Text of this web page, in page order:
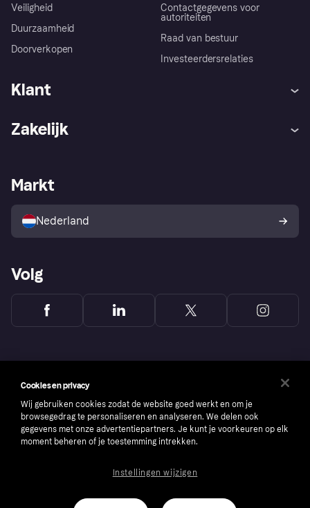
Veiligheid
Duurzaamheid
Doorverkopen
Contactgegevens voor
autoriteiten
Raad van bestuur
Investeerdersrelaties
Klant
Winkeloverzicht
Kopersbescherming voor
consumenten
Zakelijk
Zakelijke login
Markt
Nederland
Volg
number: 556737-0431
Cookies en privacy
Wij gebruiken cookies zodat de website goed werkt en om je
browsegedrag te personaliseren en analyseren. We delen ook
gegevens met onze advertentiepartners. Je kunt je voorkeuren op elk
moment beheren of je toestemming intrekken.
Instellingen wijzigen